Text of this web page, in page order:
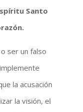
Santo
ser un falso
la acusación
la visión, el